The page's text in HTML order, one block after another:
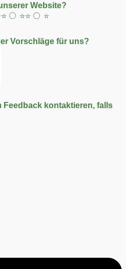
Website?
⭐⭐ ⭐
Vorschläge für uns?
Feedback kontaktieren, falls